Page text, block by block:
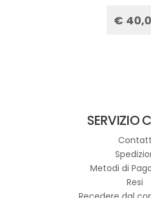
€
SERVIZIO
Metodi di
Resi